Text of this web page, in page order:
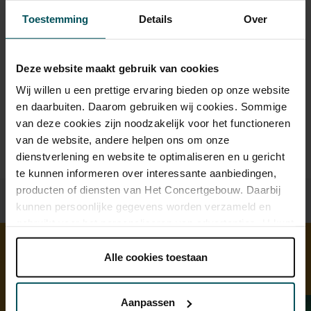
Toestemming Details Over
Deze website maakt gebruik van cookies
Wij willen u een prettige ervaring bieden op onze website
en daarbuiten. Daarom gebruiken wij cookies. Sommige
van deze cookies zijn noodzakelijk voor het functioneren
van de website, andere helpen ons om onze
dienstverlening en website te optimaliseren en u gericht
te kunnen informeren over interessante aanbiedingen,
producten of diensten van Het Concertgebouw. Daarbij
kunnen persoonlijke gegevens worden verzameld en
onder 'aanpassen' zelf welke cookies wij mogen
Lees onze cookieverklaring hier. Lees onze
Alle cookies toestaan
Aanpassen
Drankjes zijn bij de prijs inbegrepen. Ben je jonger dan 30
Prijzen zijn exclusief transactiekosten: € 5 per bestelling. Wilt
u rolstoelplaatsen bestellen? Mail naar
kassa@concertgebouw.nl of bel de Concertgebouwlijn op
020 – 671 83 45.
Ontdek meer